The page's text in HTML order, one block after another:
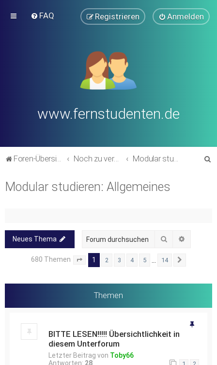
FAQ Anmelden
Registrieren
www.fernstudenten.de
Foren-Übersicht Noch zu verschieben in andere Bereiche (alte Forumsstruktur) Modular studieren: Allgemeines
Modular studieren: Allgemeines
Neues Thema Suche
680 Themen Seite von 14
1 2 3 4 5 14
Themen
BITTE LESEN!!!!! Übersichtlichkeit in
diesem Unterforum
Letzter Beitrag von Toby66
Antworten: 28